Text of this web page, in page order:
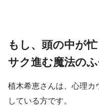
もし、頭の中が
サク進む魔法のふ
植木希恵さんは、心理カ
している方です。